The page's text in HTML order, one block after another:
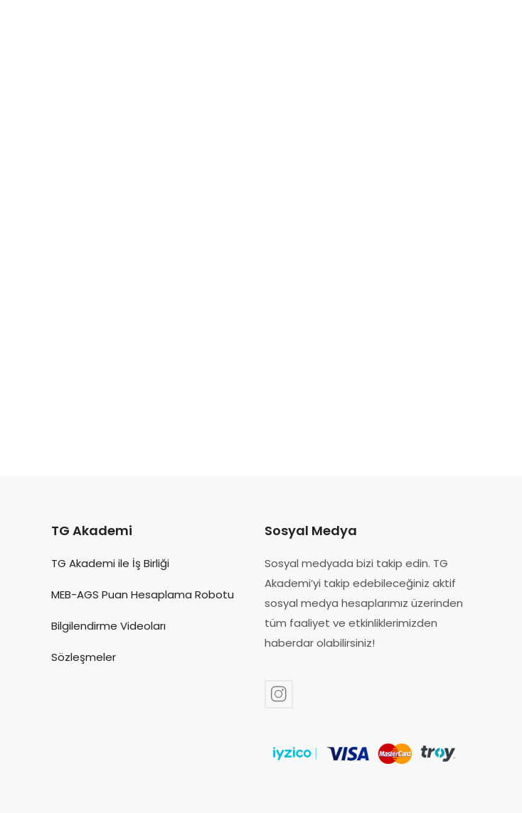
TG Akademi
TG Akademi ile İş Birliği
MEB-AGS Puan Hesaplama Robotu
Bilgilendirme Videoları
Sözleşmeler
Sosyal Medya
Sosyal medyada bizi takip edin. TG
Akademi’yi takip edebileceğiniz aktif
sosyal medya hesaplarımız üzerinden
tüm faaliyet ve etkinliklerimizden
haberdar olabilir​siniz!